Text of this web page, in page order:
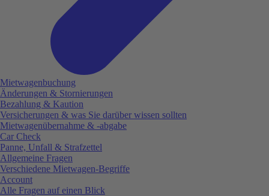
Mietwagenbuchung
Änderungen & Stornierungen
Bezahlung & Kaution
Versicherungen & was Sie darüber wissen sollten
Mietwagenübernahme & -abgabe
Car Check
Panne, Unfall & Strafzettel
Allgemeine Fragen
Verschiedene Mietwagen-Begriffe
Account
Alle Fragen auf einen Blick